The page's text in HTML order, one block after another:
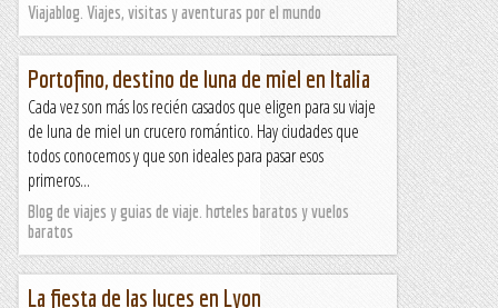
Viajablog. Viajes, visitas y aventuras por el mundo
Portofino, destino de luna de miel en Italia
Cada vez son más los recién casados que eligen para su viaje
de luna de miel un crucero romántico. Hay ciudades que
todos conocemos y que son ideales para pasar esos
primeros...
Blog de viajes y guias de viaje. hoteles baratos y vuelos
baratos
La fiesta de las luces en Lyon